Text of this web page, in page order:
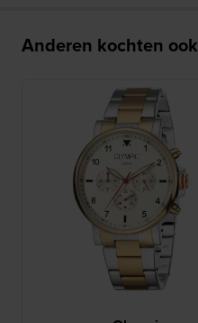
Anderen kochten ook